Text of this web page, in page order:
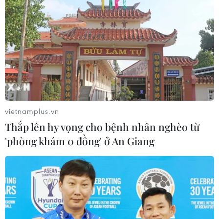
VN-Index tăng hơn 27 điểm, khối
ngoại mua ròng trở lại hơn 1.000 tỷ
đồng
03/08/2026 09:32
Cổ phiếu công nghệ giảm sâu: Định
giá lại hay cơ hội tích lũy?
03/08/2026 08:45
Chứng khoán hồi phục gần 3%, thị
trường kỳ vọng khởi sắc trong tháng
Tám
02/08/2026 11:18
vietnamplus.vn
Thắp lên hy vọng cho bệnh nhân nghèo từ
'phòng khám 0 đồng' ở An Giang